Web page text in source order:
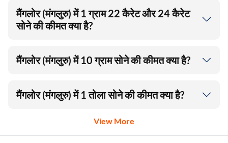
मैंगलोर (मंगलुरु) में 1 ग्राम 22 कैरेट और 24 कैरेट
सोने की कीमत क्या है?
मैंगलोर (मंगलुरु) में 10 ग्राम सोने की कीमत क्या है?
मैंगलोर (मंगलुरु) में 1 तोला सोने की कीमत क्या है?
View More